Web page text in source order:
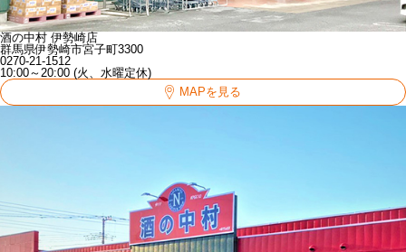
酒の中村 伊勢崎店
群馬県伊勢崎市宮子町3300
0270-21-1512
10:00～20:00 (火、水曜定休)
MAPを見る